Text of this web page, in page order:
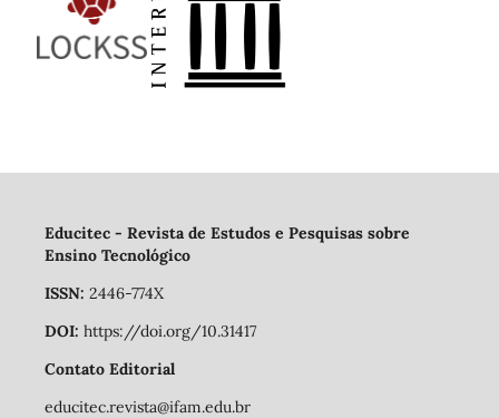
Educitec - Revista de Estudos e Pesquisas sobre
Ensino Tecnológico
ISSN: 2446-774X
DOI: https://doi.org/10.31417
Contato Editorial
educitec.revista@ifam.edu.br